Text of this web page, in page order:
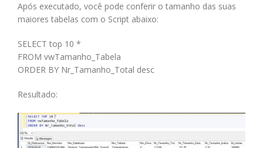
Após executado, você pode conferir o tamanho das suas
maiores tabelas com o Script abaixo:
SELECT top 10 *
FROM vwTamanho_Tabela
ORDER BY Nr_Tamanho_Total desc
Resultado: